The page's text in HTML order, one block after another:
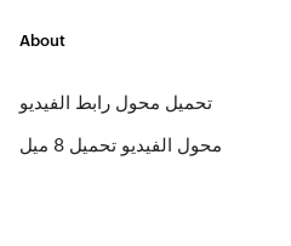
About
تحميل محول رابط الفيديو
محول الفيديو تحميل 8 ميل